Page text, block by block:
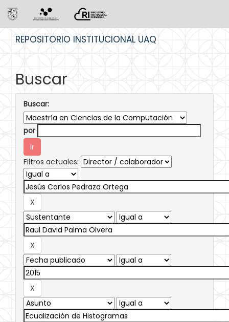
REPOSITORIO INSTITUCIONAL UAQ
Buscar
Buscar:
por
Filtros actuales: